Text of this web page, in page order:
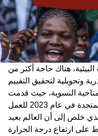
هناك حاجة أكثر من
وتحويلية لتحقيق التقييم
النسوية، حيث قدمت
أول عملية تقييم عالمي لألمم المتحدة في عام 2023 للعمل
خلص إلى أن العالم بعيد
على ارتفاع درجة الحرارة